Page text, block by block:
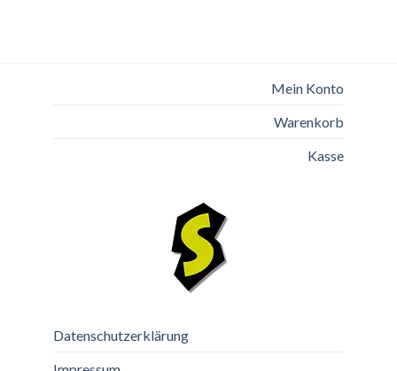
Mein Konto
Warenkorb
Kasse
Datenschutzerklärung